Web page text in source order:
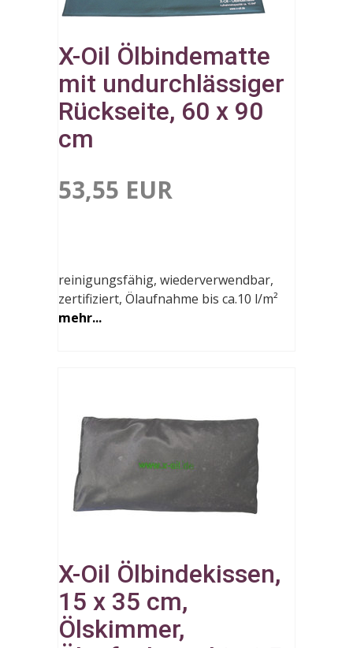
X-Oil Ölbindematte
mit undurchlässiger
Rückseite, 60 x 90
cm
53,55 EUR
reinigungsfähig, wiederverwendbar,
zertifiziert, Ölaufnahme bis ca.10 l/m²
mehr...
X-Oil Ölbindekissen,
15 x 35 cm,
Ölskimmer,